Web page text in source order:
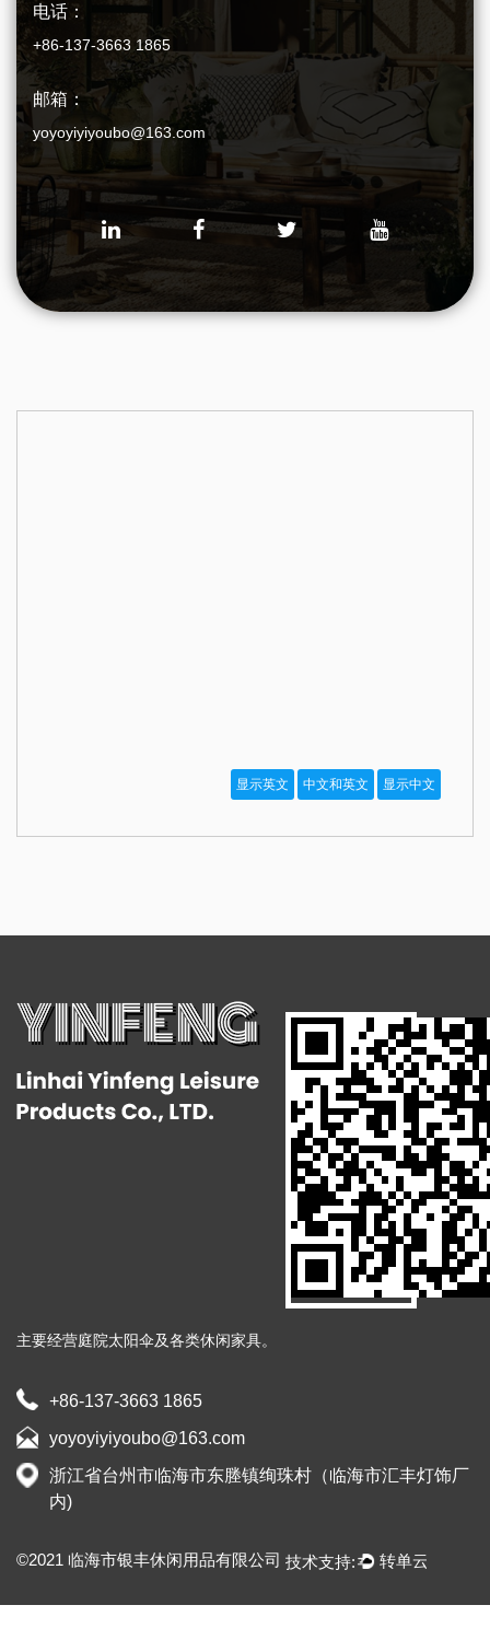
电话：
+86-137-3663 1865
邮箱：
yoyoyiyiyoubo@163.com
主要经营庭院太阳伞及各类休闲家具。
+86-137-3663 1865
yoyoyiyiyoubo@163.com
浙江省台州市临海市东塍镇绚珠村（临海市汇丰灯饰厂
内)
©2021 临海市银丰休闲用品有限公司